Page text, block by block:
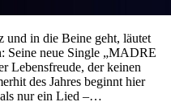
und in die Beine geht, läutet
Seine neue Single „MADRE
Lebensfreude, der keinen
des Jahres beginnt hier
nur ein Lied –…